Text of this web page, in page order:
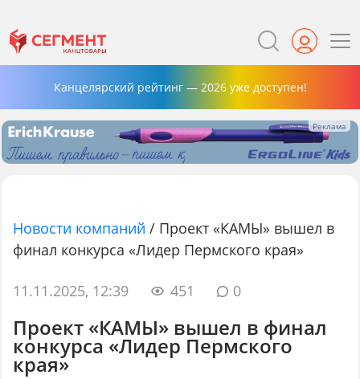
Канцелярский рейтинг — 2026 уже доступен!
Новости компаний / Проект «КАМЫ» вышел в
финал конкурса «Лидер Пермского края»
11.11.2025, 12:39 451 0
Проект «КАМЫ» вышел в финал
конкурса «Лидер Пермского
края»